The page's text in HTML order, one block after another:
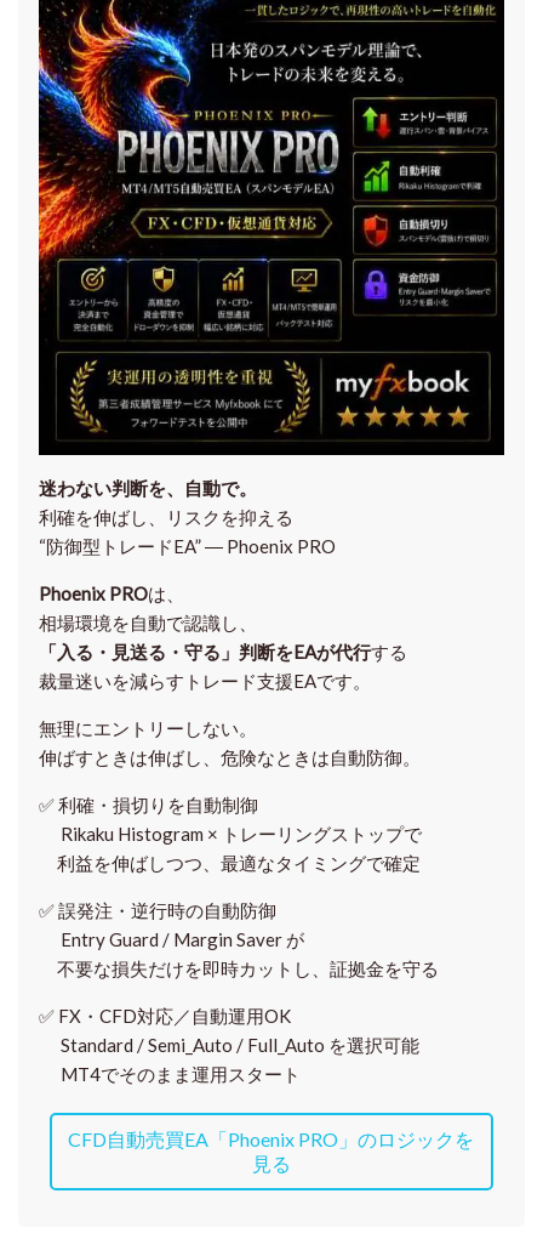
迷わない判断を、自動で。
利確を伸ばし、リスクを抑える
“防御型トレードEA” ― Phoenix PRO
Phoenix PROは、
相場環境を自動で認識し、
「入る・見送る・守る」判断をEAが代行する
裁量迷いを減らすトレード支援EAです。
無理にエントリーしない。
伸ばすときは伸ばし、危険なときは自動防御。
✅利確・損切りを自動制御
Rikaku Histogram × トレーリングストップで
利益を伸ばしつつ、最適なタイミングで確定
✅誤発注・逆行時の自動防御
Entry Guard / Margin Saver が
不要な損失だけを即時カットし、証拠金を守る
✅ FX・CFD対応／自動運用OK
Standard / Semi_Auto / Full_Auto を選択可能
MT4でそのまま運用スタート
CFD自動売買EA「Phoenix PRO」のロジックを
見る